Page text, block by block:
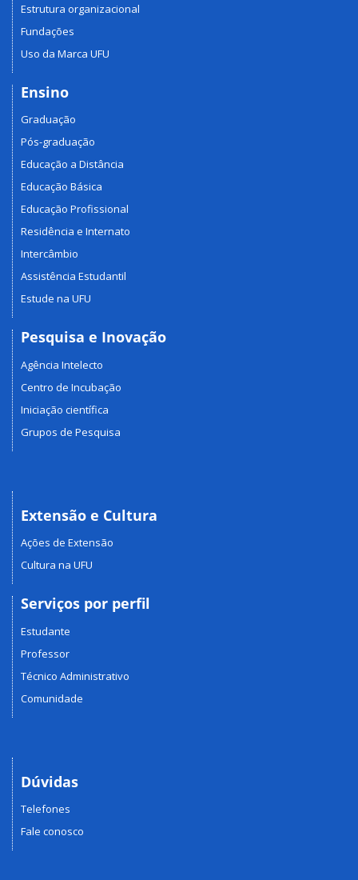
Estrutura organizacional
Fundações
Uso da Marca UFU
Ensino
Graduação
Pós-graduação
Educação a Distância
Educação Básica
Educação Profissional
Residência e Internato
Intercâmbio
Assistência Estudantil
Estude na UFU
Pesquisa e Inovação
Agência Intelecto
Centro de Incubação
Iniciação científica
Grupos de Pesquisa
Extensão e Cultura
Ações de Extensão
Cultura na UFU
Serviços por perfil
Estudante
Professor
Técnico Administrativo
Comunidade
Dúvidas
Telefones
Fale conosco